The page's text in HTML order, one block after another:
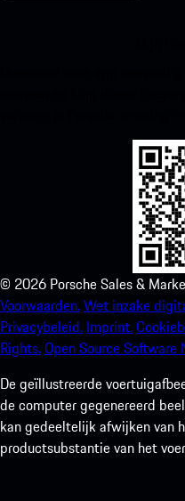
© 2026 Porsche Sales &
Voorwaarden.Wet inzake
Privacybeleid. Imprint.
Rights.Open Source Software
De geïllustreerde
de computer gegenereerd
kan gedeeltelijk afwijken van
productsubstantie van het